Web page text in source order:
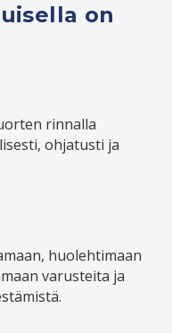
on
rinnalla
ohjatusti ja
huolehtimaan
varusteita ja